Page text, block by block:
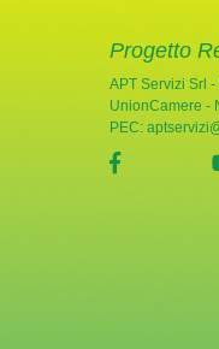
Progetto
APT Servizi Srl
UnionCamere -
PEC:
visita la